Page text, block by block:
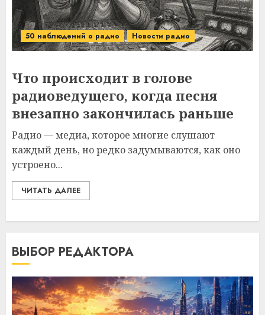
50 наблюдений о радио Новости радио
Что происходит в голове
радиоведущего, когда песня
внезапно закончилась раньше
Радио — медиа, которое многие слушают
каждый день, но редко задумываются, как оно
устроено...
ЧИТАТЬ ДАЛЕЕ
ВЫБОР РЕДАКТОРА